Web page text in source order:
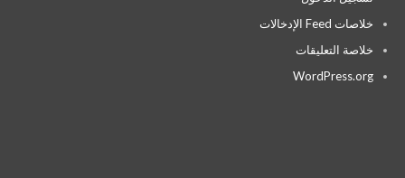
خلاصات Feed الإدخالات
خلاصة التعليقات
WordPress.org